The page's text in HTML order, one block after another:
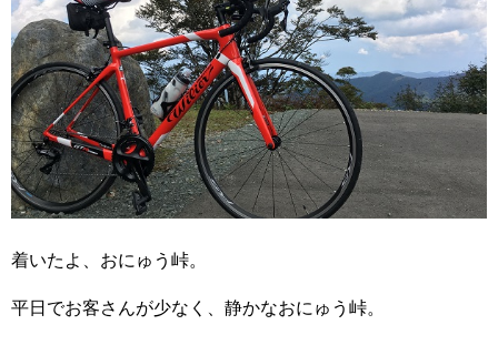
着いたよ、おにゅう峠。
平日でお客さんが少なく、静かなおにゅう峠。